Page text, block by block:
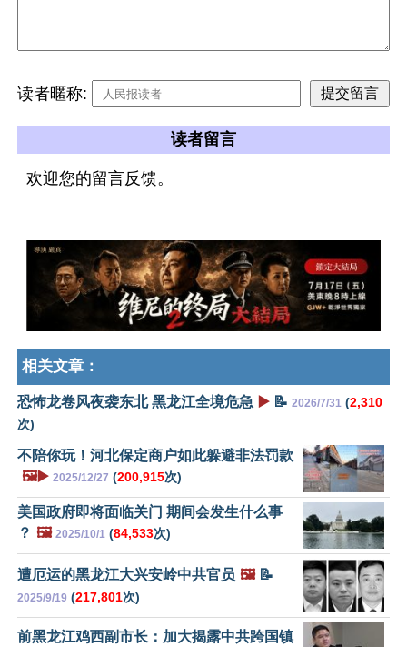
读者暱称:
读者留言
欢迎您的留言反馈。
相关文章：
恐怖龙卷风夜袭东北 黑龙江全境危急 ▶️ 📝 2026/7/31 (2,310
次)
不陪你玩！河北保定商户如此躲避非法罚款
🖼️▶️ 2025/12/27 (200,915次)
美国政府即将面临关门 期间会发生什么事
？ 🖼️ 2025/10/1 (84,533次)
遭厄运的黑龙江大兴安岭中共官员 🖼️📝
2025/9/19 (217,801次)
前黑龙江鸡西副市长：加大揭露中共跨国镇